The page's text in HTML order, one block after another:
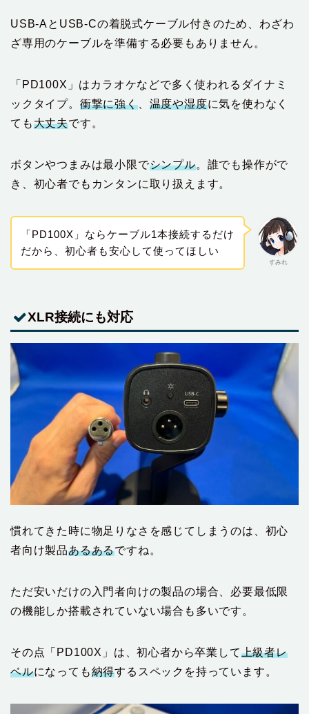
USB-AとUSB-Cの着脱式ケーブル付きのため、わざわ
ざ専用のケーブルを準備する必要もありません。
「PD100X」はカラオケなどで多く使われるダイナミ
ックタイプ。 衝撃に強く、 温度や湿度に気を使わなく
ても大丈夫です。
ボタンやつまみは最小限でシンプル。誰でも操作がで
き、初心者でもカンタンに取り扱えます。
すみれ
「PD100X」ならケーブル1本接続するだけ
だから、初心者も安心して使ってほしい
XLR接続にも対応
慣れてきた時に物足りなさを感じてしまうのは、初心
者向け製品あるあるですね。
ただ安いだけの入門者向けの製品の場合、必要最低限
の機能しか搭載されていない場合も多いです。
その点「PD100X」は、初心者から卒業して上級者レ
ベルになっても納得するスペックを持っています。